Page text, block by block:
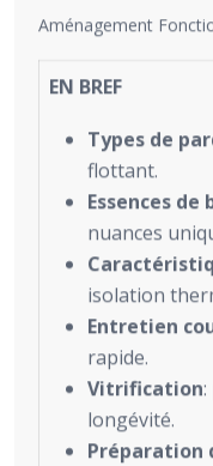
Aménagement
EN BREF
Types de
flottant.
Essences de
nuances
isolation
Entretien
rapide.
Vitrification
longévité.
Préparation